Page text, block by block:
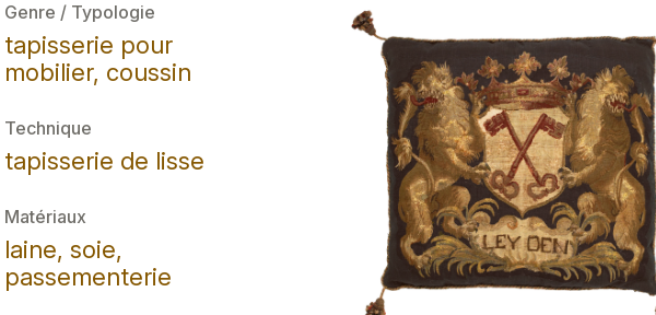
Genre / Typologie
tapisserie pour
mobilier, coussin
Technique
tapisserie de lisse
Matériaux
laine, soie,
passementerie